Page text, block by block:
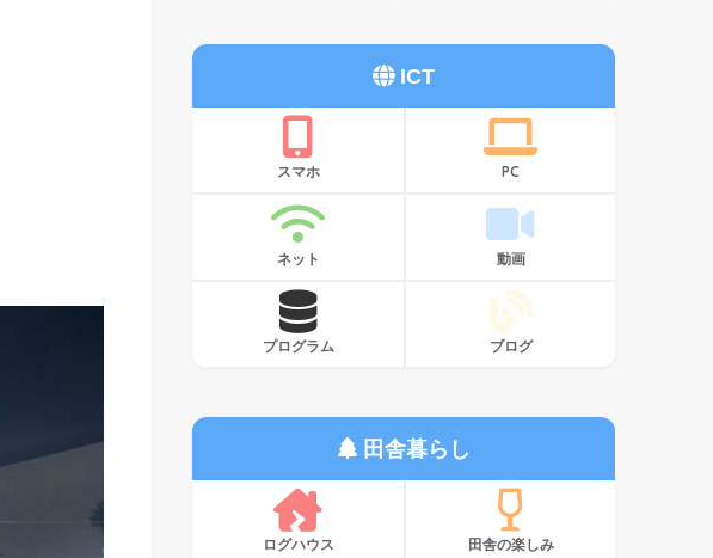
ICT
スマホ PC
ネット 動画
プログラム ブログ
田舎暮らし
ログハウス 田舎の楽しみ